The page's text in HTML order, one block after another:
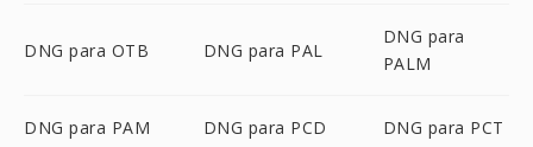
DNG para OTB DNG para PAL
DNG para
PALM
DNG para PAM DNG para PCD DNG para PCT